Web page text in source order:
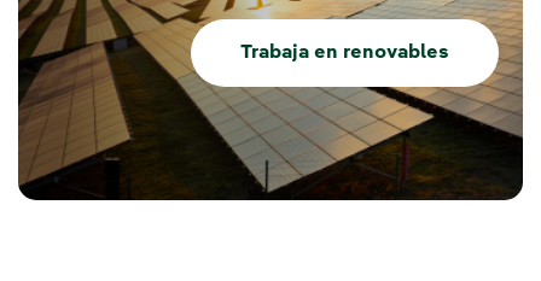
Trabaja en renovables